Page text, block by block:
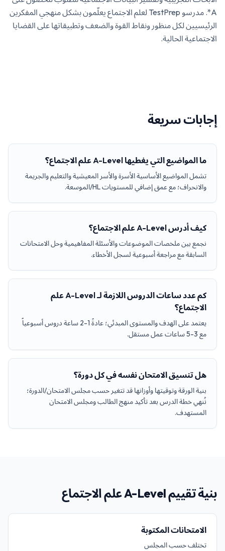
A*. مدرسو TestPrep لعلم الاجتماع يعلّمون بشكل منهجي المفكرين
الرئيسيين لكل منظور ونقاط القوة والضعف وتطبيقاتها على القضايا
الاجتماعية الحالية.
إجابات سريعة
ما المواضيع التي يغطيها A-Level علم الاجتماع؟
تشمل المواضيع الأساسية الأسرة والأسر المعيشية والتعليم والجريمة
والانحراف؛ مع عمق إضافي للمستويات HL/الموسعة.
كيف أدرس A-Level علم الاجتماع؟
نجمع بين ملخصات الموضوعات والأسئلة المفاهيمية وحل الامتحانات
السابقة مع مراجعة أسبوعية لسجل الأخطاء.
كم عدد ساعات الدروس اللازمة لـ A-Level علم
الاجتماع؟
يعتمد على الهدف والمستوى المبدئي؛ عادةً 1-2 ساعة دروس أسبوعياً
مع 3-5 ساعات عمل مستقل.
هل تنسيق الامتحان نفسه في كل دورة؟
بنية الورقة وتوقيتها وأوزانها قد تتغير حسب مجلس الامتحان/الدورة؛
نُنهي خطة الدرس بعد تأكيد منهج الطالب ومجلس الامتحان
المستهدف.
بنية تقييم A-Level علم الاجتماع
الامتحانات المكتوبة
تختلف حسب المجلس